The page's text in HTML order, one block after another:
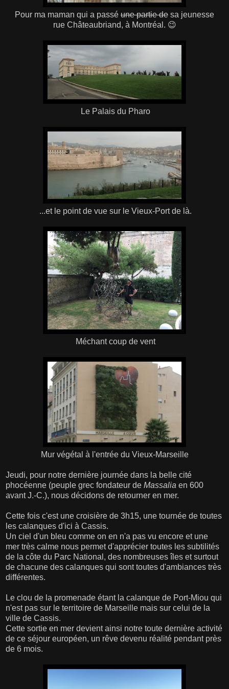
Pour ma maman qui a passé une partie de sa jeunesse
rue Châteaubriand, à Montréal. 😉
Le Palais du Pharo
...et le point de vue sur le Vieux-Port de là.
Méchant coup de vent
Mur végétal à l'entrée du Vieux-Marseille
Jeudi, pour notre dernière journée dans la belle cité
phocéenne (peuple grec fondateur de Massalia en 600
avant J.-C.), nous décidons de retourner en mer.
Cette fois c'est une croisière de 3h15, une tournée de toutes
les calanques d'ici à Cassis.
Un ciel d'un bleu comme on en n'a pas vu encore et une
mer très calme nous permet d'apprécier toutes les subtilités
de la côte du Parc National, des nombreuses îles et surtout
de chacune des calanques qui sont toutes d'ambiances très
différentes.
Le clou de la promenade étant la calanque de Port-Miou qui
n'est pas sur le territoire de Marseille mais sur celui de la
ville de Cassis.
Cette sortie en mer devient ainsi notre toute dernière activité
de ce séjour européen, un rêve devenu réalité pendant près
de 6 mois.